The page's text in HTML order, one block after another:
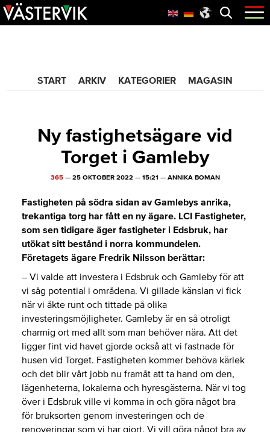
Hoppa
till
Skip
to
Hoppa
till
Öppna
menyn
START ARKIV KATEGORIER MAGASIN
Ny fastighetsägare vid
Torget i Gamleby
365— 25 OKTOBER 2022 — 15:21 — ANNIKA BOMAN
Fastigheten på södra sidan av Gamlebys anrika,
trekantiga torg har fått en ny ägare. LCI Fastigheter,
som sen tidigare äger fastigheter i Edsbruk, har
utökat sitt bestånd i norra kommundelen.
Företagets ägare Fredrik Nilsson berättar:
– Vi valde att investera i Edsbruk och Gamleby för att
vi såg potential i områdena. Vi gillade känslan vi fick
när vi åkte runt och tittade på olika
investeringsmöjligheter. Gamleby är en så otroligt
charmig ort med allt som man behöver nära. Att det
ligger fint vid havet gjorde också att vi fastnade för
husen vid Torget. Fastigheten kommer behöva kärlek
och det blir vårt jobb nu framåt att ta hand om den,
lägenheterna, lokalerna och hyresgästerna. När vi tog
över i Edsbruk ville vi komma in och göra något bra
för bruksorten genom investeringen och de
renoveringar som vi har gjort. Vi vill göra något bra av